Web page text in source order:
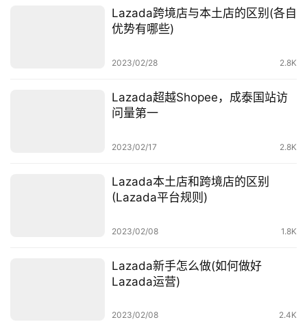
Lazada跨境店与本土店的区别(各自
优势有哪些)
2023/02/28 2.8K
Lazada超越Shopee，成泰国站访
问量第一
2023/02/17 2.8K
Lazada本土店和跨境店的区别
(Lazada平台规则)
2023/02/08 1.8K
Lazada新手怎么做(如何做好
Lazada运营)
2023/02/08 2.4K